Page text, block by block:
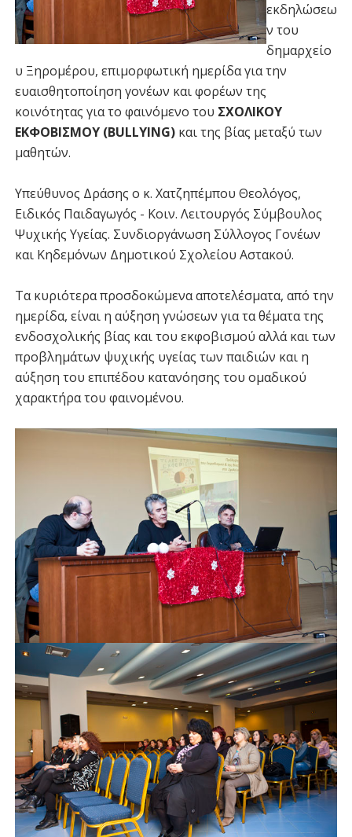
εκδηλώσεω
ν του
δημαρχείο
υ Ξηρομέρου, επιμορφωτική ημερίδα για την
ευαισθητοποίηση γονέων και φορέων της
κοινότητας για το φαινόμενο του ΣΧΟΛΙΚΟΥ
ΕΚΦΟΒΙΣΜΟΥ (BULLYING)και της βίας μεταξύ των
μαθητών.
Υπεύθυνος Δράσης ο κ. Χατζηπέμπου Θεολόγος,
Ειδικός Παιδαγωγός - Κοιν. Λειτουργός Σύμβουλος
Ψυχικής Υγείας. Συνδιοργάνωση Σύλλογος Γονέων
και Κηδεμόνων Δημοτικού Σχολείου Αστακού.
Τα κυριότερα προσδοκώμενα αποτελέσματα, από την
ημερίδα, είναι η αύξηση γνώσεων για τα θέματα της
ενδοσχολικής βίας και του εκφοβισμού αλλά και των
προβλημάτων ψυχικής υγείας των παιδιών και η
αύξηση του επιπέδου κατανόησης του ομαδικού
χαρακτήρα του φαινομένου.